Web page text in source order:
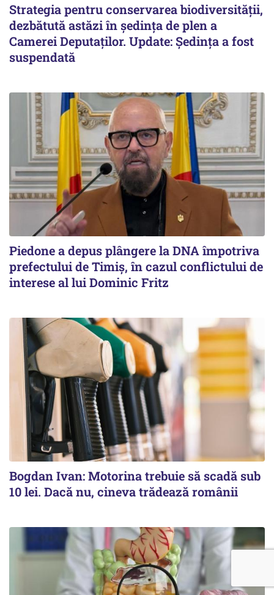
Strategia pentru conservarea biodiversității,
dezbătută astăzi în ședința de plen a
Camerei Deputaților. Update: Ședința a fost
suspendată
Piedone a depus plângere la DNA împotriva
prefectului de Timiș, în cazul conflictului de
interese al lui Dominic Fritz
Bogdan Ivan: Motorina trebuie să scadă sub
10 lei. Dacă nu, cineva trădează românii